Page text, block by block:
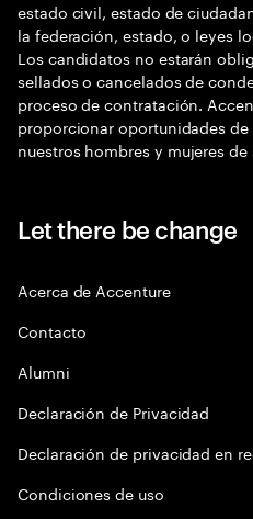
estado civil, estado de
la federación, estado, o leyes
Los candidatos no estarán
sellados o cancelados de
proceso de contratación.
proporcionar oportunidades
nuestros hombres y mujeres de
Let there be change
Acerca de Accenture
Contacto
Alumni
Declaración de Privacidad
Declaración de privacidad en
Condiciones de uso